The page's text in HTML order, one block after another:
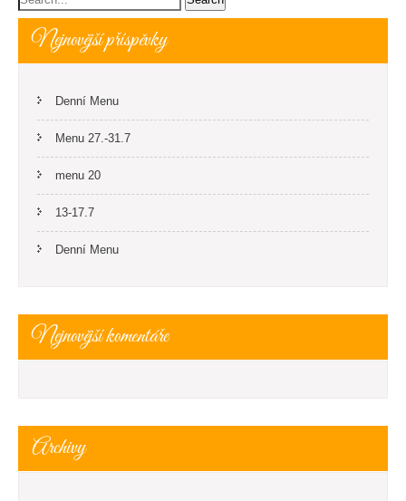
Nejnovější příspěvky
Denní Menu
Menu 27.-31.7
menu 20
13-17.7
Denní Menu
Nejnovější komentáře
Archivy